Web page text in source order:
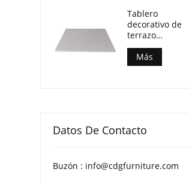
Tablero
decorativo de
terrazo
multimotas para
mesas de centro
de patio
Más
Datos De Contacto
Buzón : info@cdgfurniture.com